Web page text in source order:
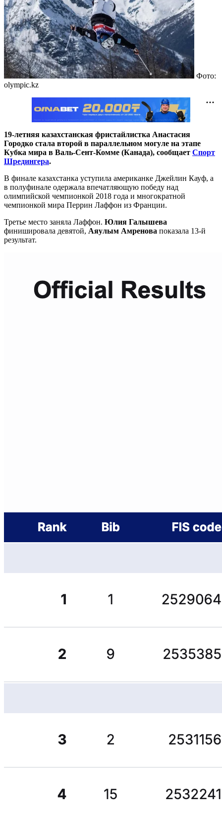
Фото:
olympic.kz
19-летняя казахстанская фристайлистка Анастасия
Городко стала второй в параллельном могуле на этапе
Кубка мира в Валь-Сент-Комме (Канада), сообщает Спорт
Шредингера.
В финале казахстанка уступила американке Джейлин Кауф, а
в полуфинале одержала впечатляющую победу над
олимпийской чемпионкой 2018 года и многократной
чемпионкой мира Перрин Лаффон из Франции.
Третье место заняла Лаффон. Юлия Галышева
финишировала девятой, Аяулым Амренова показала 13-й
результат.